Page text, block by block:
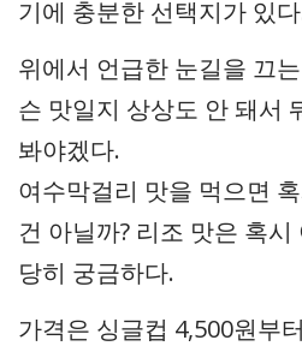
기에 충분한 선택지가 있
위에서 언급한 눈길을 끄
슨 맛일지 상상도 안 돼서
봐야겠다.
여수막걸리 맛을 먹으면
건 아닐까? 리조 맛은 혹
당히 궁금하다.
가격은 싱글컵 4,500원부